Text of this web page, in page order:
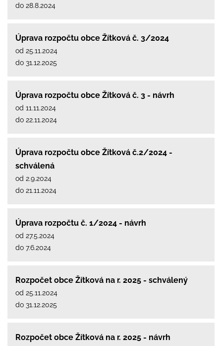
do 28.8.2024
Úprava rozpočtu obce Žítková č. 3/2024
od 25.11.2024
do 31.12.2025
Úprava rozpočtu obce Žítková č. 3 - návrh
od 11.11.2024
do 22.11.2024
Úprava rozpočtu obce Žítková č.2/2024 -
schválená
od 2.9.2024
do 21.11.2024
Úprava rozpočtu č. 1/2024 - návrh
od 27.5.2024
do 7.6.2024
Rozpočet obce Žítková na r. 2025 - schválený
od 25.11.2024
do 31.12.2025
Rozpočet obce Žítková na r. 2025 - návrh